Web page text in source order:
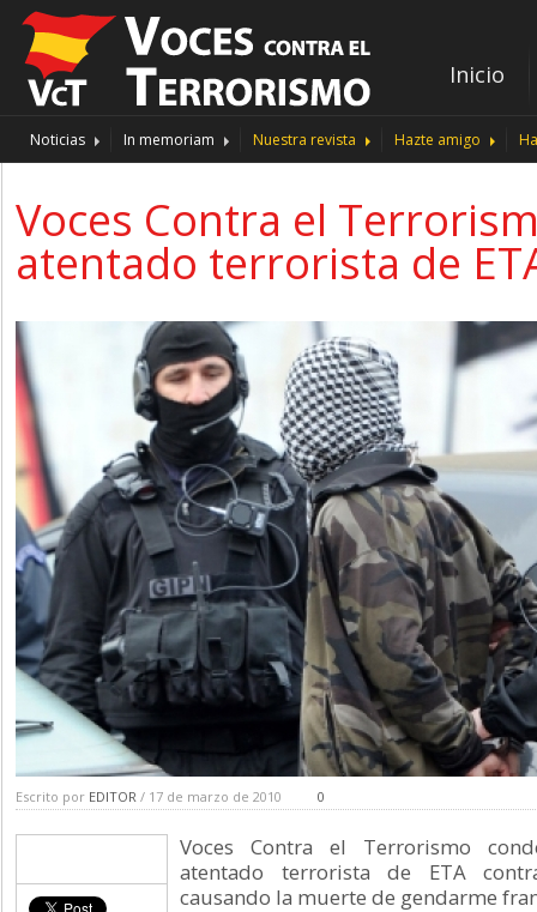
Inicio
Noticias In memoriam Nuestra revista Hazte amigo
Voces Contra el
atentado terrorista de
Escrito por EDITOR / 17 de marzo de 2010 0
Voces Contra el Terrorismo
atentado terrorista de ETA
causando la muerte de gendarme